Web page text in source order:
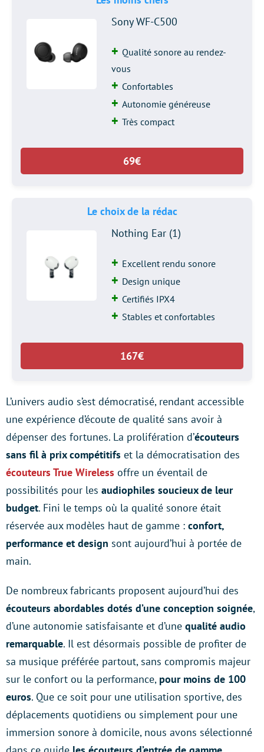
Sony WF-C500
Qualité sonore au rendez-
vous
Confortables
Autonomie généreuse
Très compact
69€
Le choix de la rédac
Nothing Ear (1)
Excellent rendu sonore
Design unique
Certifiés IPX4
Stables et confortables
167€
L’univers audio s’est démocratisé, rendant accessible
une expérience d’écoute de qualité sans avoir à
dépenser des fortunes. La prolifération d’écouteurs
sans fil à prix compétitifs et la démocratisation des
écouteurs True Wireless offre un éventail de
possibilités pour les audiophiles soucieux de leur
budget. Fini le temps où la qualité sonore était
réservée aux modèles haut de gamme : confort,
performance et design sont aujourd’hui à portée de
main.
De nombreux fabricants proposent aujourd’hui des
écouteurs abordables dotés d’une conception soignée,
d’une autonomie satisfaisante et d’une qualité audio
remarquable. Il est désormais possible de profiter de
sa musique préférée partout, sans compromis majeur
sur le confort ou la performance, pour moins de 100
euros. Que ce soit pour une utilisation sportive, des
déplacements quotidiens ou simplement pour une
immersion sonore à domicile, nous avons sélectionné